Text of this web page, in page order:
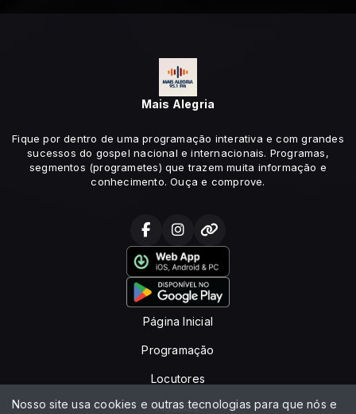
Mais Alegria
Fique por dentro de uma programação interativa e com grandes
sucessos do gospel nacional e internacionais. Programas,
segmentos (programetes) que trazem muita informação e
conhecimento. Ouça e comprove.
Página Inicial
Programação
Locutores
Notícias
Nosso site usa cookies e outras tecnologias para que nós e